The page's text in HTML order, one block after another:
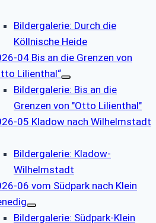
Bildergalerie: Durch die
Köllnische Heide
04 Bis an die Grenzen von
Lilienthal“
Bildergalerie: Bis an die
Grenzen von "Otto Lilienthal"
05 Kladow nach Wilhelmstadt
Bildergalerie: Kladow-
Wilhelmstadt
06 vom Südpark nach Klein
Bildergalerie: Südpark-Klein